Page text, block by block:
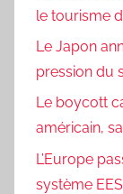
le tourisme
Le Japon
pression du
Le boycott
américain,
L’Europe
système EES